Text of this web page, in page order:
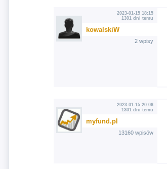
2023-01-15 18:15
1301 dni temu
kowalskiW
2 wpisy
2023-01-15 20:06
1301 dni temu
myfund.pl
13160 wpisów